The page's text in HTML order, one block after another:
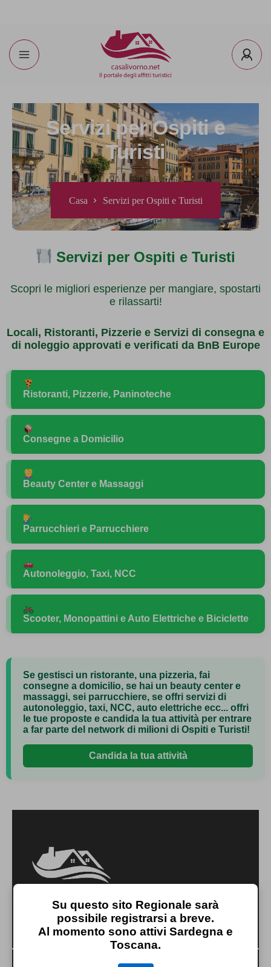
Servizi per Ospiti e
Turisti
Casa Servizi per Ospiti e Turisti
Servizi per Ospiti e Turisti
Scopri le migliori esperienze per mangiare, spostarti
e rilassarti!
Locali, Ristoranti, Pizzerie e Servizi di consegna e
di noleggio approvati e verificati da BnB Europe
Ristoranti, Pizzerie, Paninoteche
Scopri i migliori ristoranti tipici, trattorie locali e
osterie del territorio.
Consegne a Domicilio
Servizi di delivery da ristoranti, pizzerie, supermercati
e negozi locali.
Beauty Center e Massaggi
Trattamenti estetici, benessere, centri relax e
massaggi per rigenerare corpo e mente.
Parrucchieri e Parrucchiere
Taglio, piega, colore e trattamenti capelli nei migliori
Autonoleggio, Taxi, NCC
Spostati comodamente con servizi taxi, noleggio auto,
Scooter, Monopattini e Auto Elettriche e Biciclette
Se gestisci un ristorante, una pizzeria, fai
consegne a domicilio, se hai un beauty center e
massaggi, sei parrucchiere, se offri servizi di
autonoleggio, taxi, NCC, auto elettriche ecc... offri
le tue proposte e candida la tua attività per entrare
a far parte del network di milioni di Ospiti e Turisti!
Candida la tua attività
Su questo sito Regionale sarà
possibile registrarsi a breve.
Al momento sono attivi Sardegna e
Toscana.